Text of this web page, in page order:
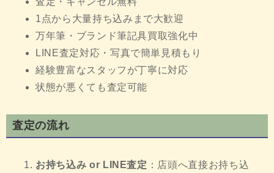
1点から大量持ち込みまで大歓迎
万年筆・ブランド筆記具買取強化中
LINE査定対応・写真で簡単見積もり
経験豊富なスタッフが丁寧に対応
状態が悪くても査定可能
査定の流れ
お持ち込み or LINE査定 ：店頭へ直接お持ち込